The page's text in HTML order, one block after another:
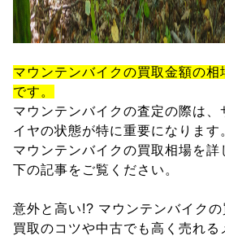
マウンテンバイクの買取金額の相
です。
マウンテンバイクの査定の際は、
イヤの状態が特に重要になります
マウンテンバイクの買取相場を詳
下の記事をご覧ください。
意外と高い!? マウンテンバイク
買取のコツや中古でも高く売れる